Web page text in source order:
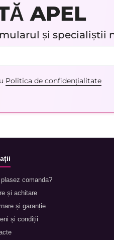
APEL
și specialiștii
Politica de confidențialitate
comanda?
și achitare
și garanție
și condiții